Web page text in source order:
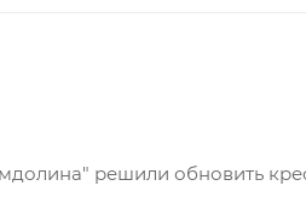
решили обновить